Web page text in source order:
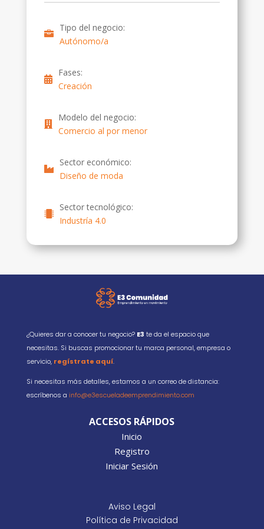
Tipo del negocio:
Autónomo/a
Fases:
Creación
Modelo del negocio:
Comercio al por menor
Sector económico:
Diseño de moda
Sector tecnológico:
Industría 4.0
¿Quieres dar a conocer tu negocio? E3 te da el espacio que
necesitas. Si buscas promocionar tu marca personal, empresa o
servicio, regístrate aquí.
Si necesitas más detalles, estamos a un correo de distancia:
escríbenos a info@e3escueladeemprendimiento.com
ACCESOS RÁPIDOS
Inicio
Registro
Iniciar Sesión
Aviso Legal
Política de Privacidad